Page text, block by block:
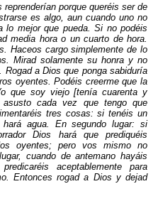
porque queréis ser de
es algo, aun cuando uno no
lo mejor que pueda. Si no podéis
media hora o un cuarto de hora.
Haceos cargo simplemente de lo
Mirad solamente su honra y no
a Dios que ponga sabiduría
oyentes. Podéis creerme que la
que soy viejo [tenía cuarenta y
cada vez que tengo que
tres cosas: si tenéis un
hará agua. En segundo lugar: si
Dios hará que prediquéis
oyentes; pero vos mismo no
cuando de antemano hayáis
aceptablemente para
Entonces rogad a Dios y dejad